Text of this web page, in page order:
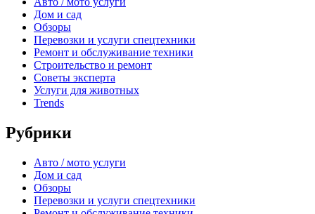
Дом и сад
Обзоры
Перевозки и услуги спецтехники
Ремонт и обслуживание техники
Строительство и ремонт
Советы эксперта
Услуги для животных
Trends
Рубрики
Авто / мото услуги
Дом и сад
Обзоры
Перевозки и услуги спецтехники